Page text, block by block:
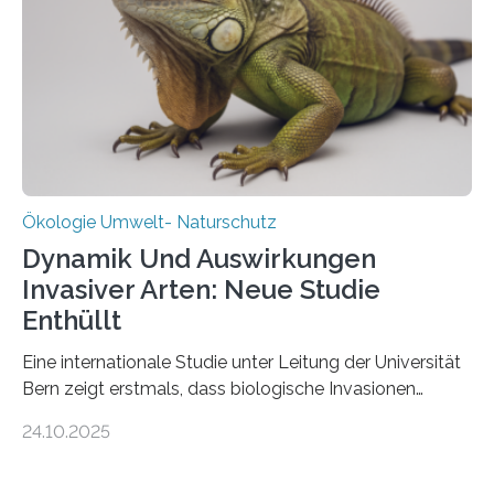
Ein Netz aus 155 Messstationen spannt sich neuerdings
über Deutschlands Moorböden. Eingerichtet wurden sie
in den vergangenen fünf Jahren von
Wissenschaftlerinnen und Wissenschaftlern des
Thünen-Instituts für Agrarklimaschutz…
Ökologie Umwelt- Naturschutz
Dynamik Und Auswirkungen
Invasiver Arten: Neue Studie
Enthüllt
Eine internationale Studie unter Leitung der Universität
Bern zeigt erstmals, dass biologische Invasionen
Einige Auswirkungen, insbesondere der durch invasive
24.10.2025